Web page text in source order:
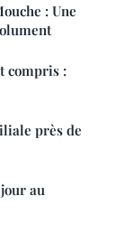
: Une
compris :
près de
au